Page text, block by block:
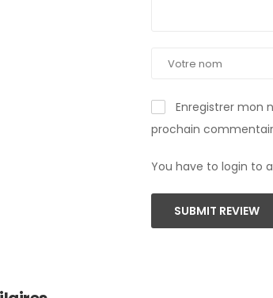
Enregistrer mon
prochain
You have to login to
SUBMIT REVIEW